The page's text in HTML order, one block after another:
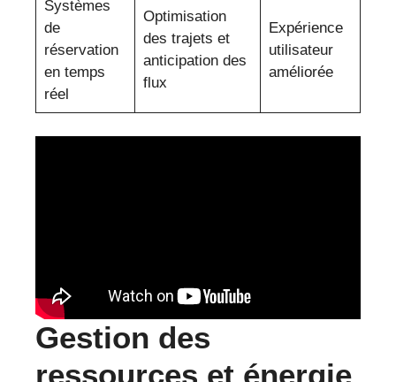
Systèmes
de
réservation
en temps
réel
Optimisation
des trajets et
anticipation des
flux
Expérience
utilisateur
améliorée
Gestion des
ressources et énergie